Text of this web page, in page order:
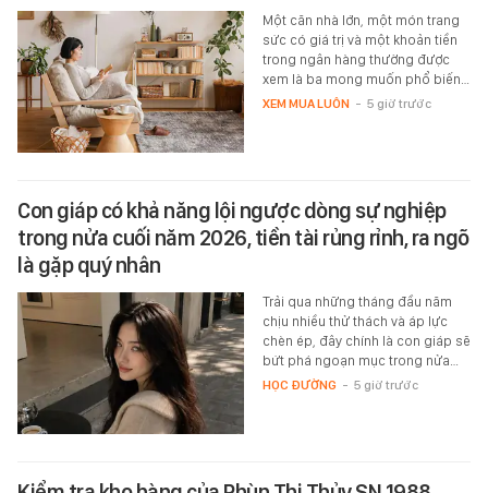
Một căn nhà lớn, một món trang
sức có giá trị và một khoản tiền
trong ngân hàng thường được
xem là ba mong muốn phổ biến…
XEM MUA LUÔN - 5 giờ trước
Con giáp có khả năng lội ngược dòng sự nghiệp
trong nửa cuối năm 2026, tiền tài rủng rỉnh, ra ngõ
là gặp quý nhân
Trải qua những tháng đầu năm
chịu nhiều thử thách và áp lực
chèn ép, đây chính là con giáp sẽ
bứt phá ngoạn mục trong nửa…
HỌC ĐƯỜNG - 5 giờ trước